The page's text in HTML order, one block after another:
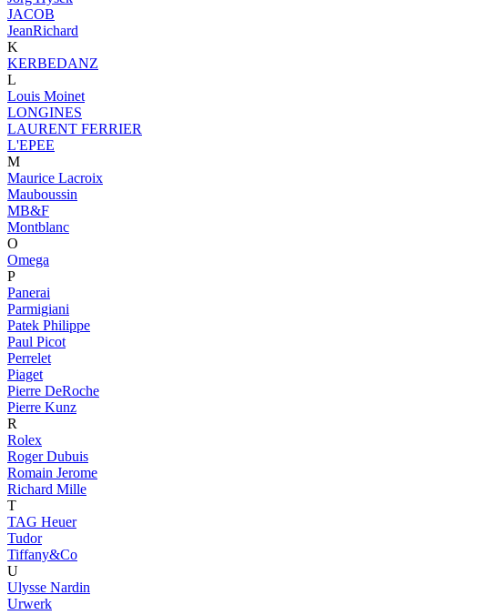
JACOB
JeanRichard
K
KERBEDANZ
L
Louis Moinet
LONGINES
LAURENT FERRIER
L'EPEE
M
Maurice Lacroix
Mauboussin
MB&F
Montblanc
O
Omega
P
Panerai
Parmigiani
Patek Philippe
Paul Picot
Perrelet
Piaget
Pierre DeRoche
Pierre Kunz
R
Rolex
Roger Dubuis
Romain Jerome
Richard Mille
T
TAG Heuer
Tudor
Tiffany&Co
U
Ulysse Nardin
Urwerk